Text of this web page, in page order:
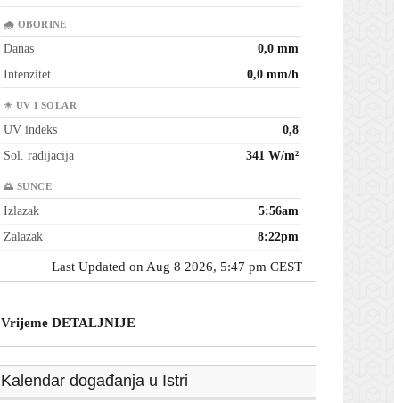
🌧 OBORINE
Danas
0,0 mm
Intenzitet
0,0 mm/h
☀ UV I SOLAR
UV indeks
0,8
Sol. radijacija
341 W/m²
🌅 SUNCE
Izlazak
5:56am
Zalazak
8:22pm
Last Updated on Aug 8 2026, 5:47 pm CEST
Vrijeme DETALJNIJE
Kalendar događanja u Istri